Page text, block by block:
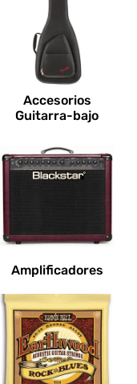
e
s
:
Accesorios
Guitarra-bajo
Amplificadores